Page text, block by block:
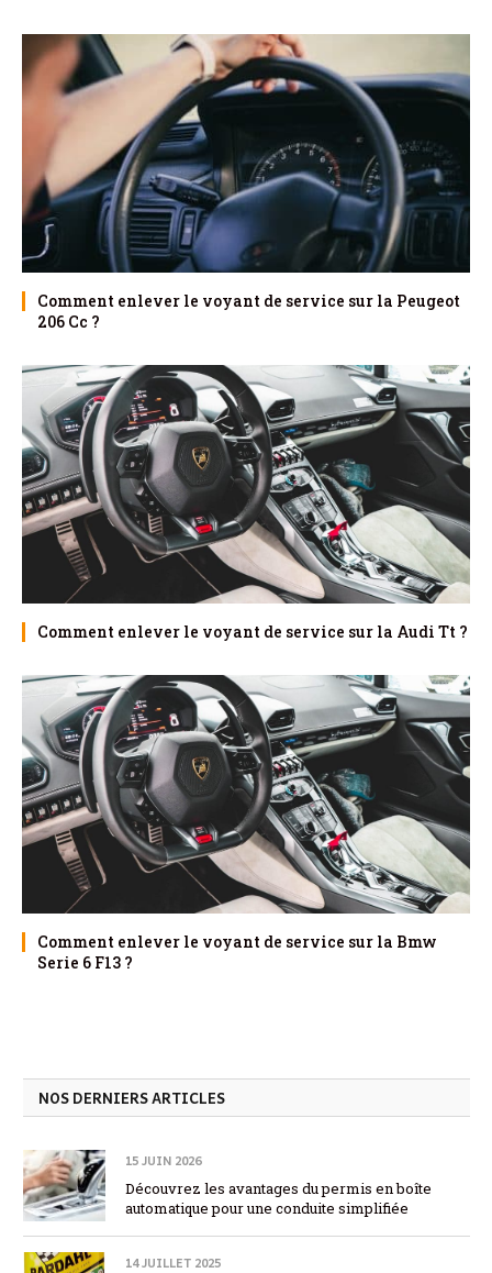
Comment enlever le voyant de service sur la Peugeot
206 Cc ?
Comment enlever le voyant de service sur la Audi Tt ?
Comment enlever le voyant de service sur la Bmw
Serie 6 F13 ?
NOS DERNIERS ARTICLES
15 JUIN 2026
Découvrez les avantages du permis en boîte
automatique pour une conduite simplifiée
14 JUILLET 2025